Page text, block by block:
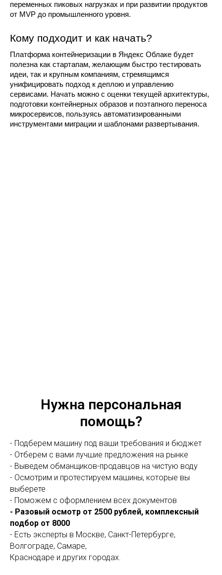
переменных пиковых нагрузках и при развитии продуктов
от MVP до промышленного уровня.
Кому подходит и как начать?
Платформа контейнеризации в Яндекс Облаке будет
полезна как стартапам, желающим быстро тестировать
идеи, так и крупным компаниям, стремящимся
унифицировать подход к деплою и управлению
сервисами. Начать можно с оценки текущей архитектуры,
подготовки контейнерных образов и поэтапного переноса
микросервисов, пользуясь автоматизированными
инструментами миграции и шаблонами развертывания.
Нужна персональная
помощь?
- Подберем машину под ваши требования и бюджет
- Отберем с вами лучшие предложения на рынке
- Выведем обманщиков-продавцов на чистую воду
- Осмотрим и протестируем машины, которые вы
выберете
- Поможем с оформлением всех документов
- Разовый осмотр от 2500 рублей, комплексный
подбор от 8000
- Есть эксперты в Москве, Санкт-Петербурге,
Волгограде, Самаре,
Краснодаре и других городах.